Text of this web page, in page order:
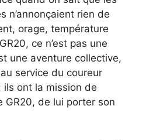
n’annonçaient rien de
orage, température
ce n’est pas une
une aventure collective,
service du coureur
ils ont la mission de
GR20, de lui porter son